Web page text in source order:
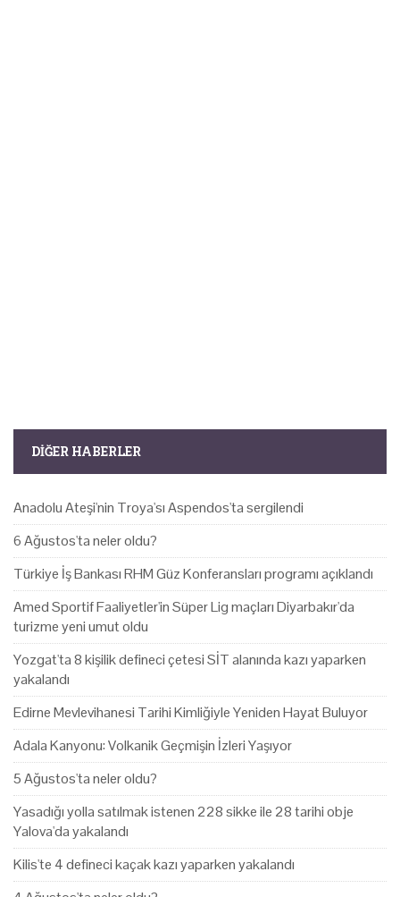
DIĞER HABERLER
Anadolu Ateşi'nin Troya'sı Aspendos'ta sergilendi
6 Ağustos'ta neler oldu?
Türkiye İş Bankası RHM Güz Konferansları programı açıklandı
Amed Sportif Faaliyetler'in Süper Lig maçları Diyarbakır'da
turizme yeni umut oldu
Yozgat'ta 8 kişilik defineci çetesi SİT alanında kazı yaparken
yakalandı
Edirne Mevlevihanesi Tarihi Kimliğiyle Yeniden Hayat Buluyor
Adala Kanyonu: Volkanik Geçmişin İzleri Yaşıyor
5 Ağustos'ta neler oldu?
Yasadığı yolla satılmak istenen 228 sikke ile 28 tarihi obje
Yalova'da yakalandı
Kilis'te 4 defineci kaçak kazı yaparken yakalandı